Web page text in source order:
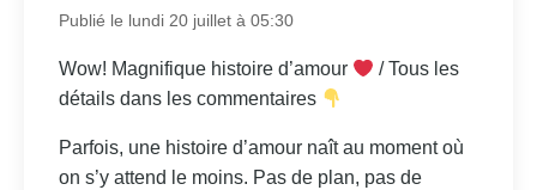
Publié le lundi 20 juillet à 05:30
Wow! Magnifique histoire d’amour
/ Tous les
détails dans les commentaires
Parfois, une histoire d’amour naît au moment où
on s’y attend le moins. Pas de plan, pas de